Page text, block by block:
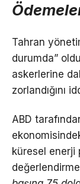
Tahran
durumda”
askerlerine
zorlandığını
ABD
küresel enerji